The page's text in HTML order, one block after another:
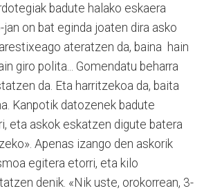
badute halako eskaera
jan on bat eginda joaten dira asko
ateratzen da, baina hain
giro polita... Gomen­da­tu beharra
da. Eta harri­tzekoa da, baita
Kanpotik datozenek badute
eta askok eska­tzen digute batera
Apenas izango den askorik
egitera etorri, eta kilo
denik. «Nik uste, orokorrean, 3-